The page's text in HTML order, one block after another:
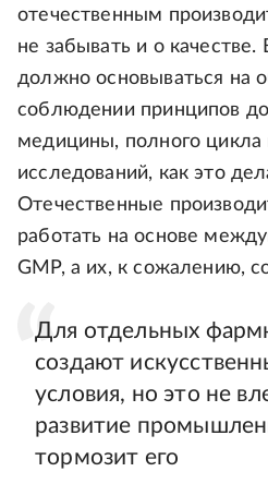
отечественным
не забывать и о качестве.
должно основываться на
соблюдении принципов
медицины, полного цикла
исследований, как это
Отечественные
работать на основе
GMP, а их, к сожалению,
Для отдельных
создают
условия, но это не
развитие
тормозит его